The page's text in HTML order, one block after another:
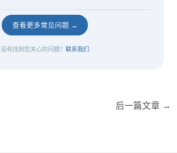
查看更多常见问题 →
没有找到您关心的问题？ 联系我们
后一篇文章 →